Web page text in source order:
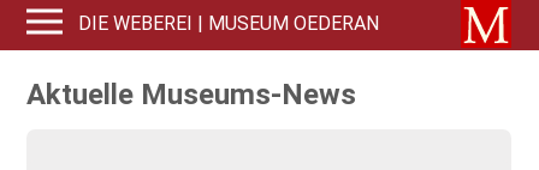
DIE WEBEREI | MUSEUM OEDERAN
Aktuelle Museums-News